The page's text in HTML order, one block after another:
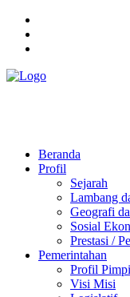
Beranda
Profil
Sejarah
Lambang
Geografi
Sosial
Prestasi /
Pemerintahan
Profil
Visi Misi